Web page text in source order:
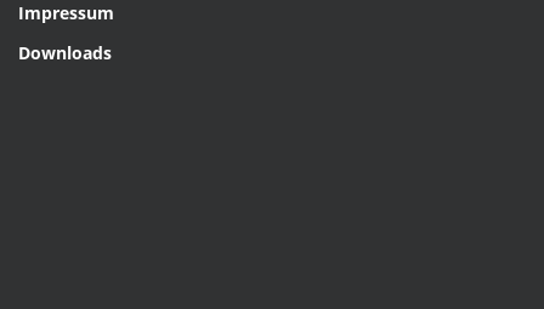
Impressum
Downloads